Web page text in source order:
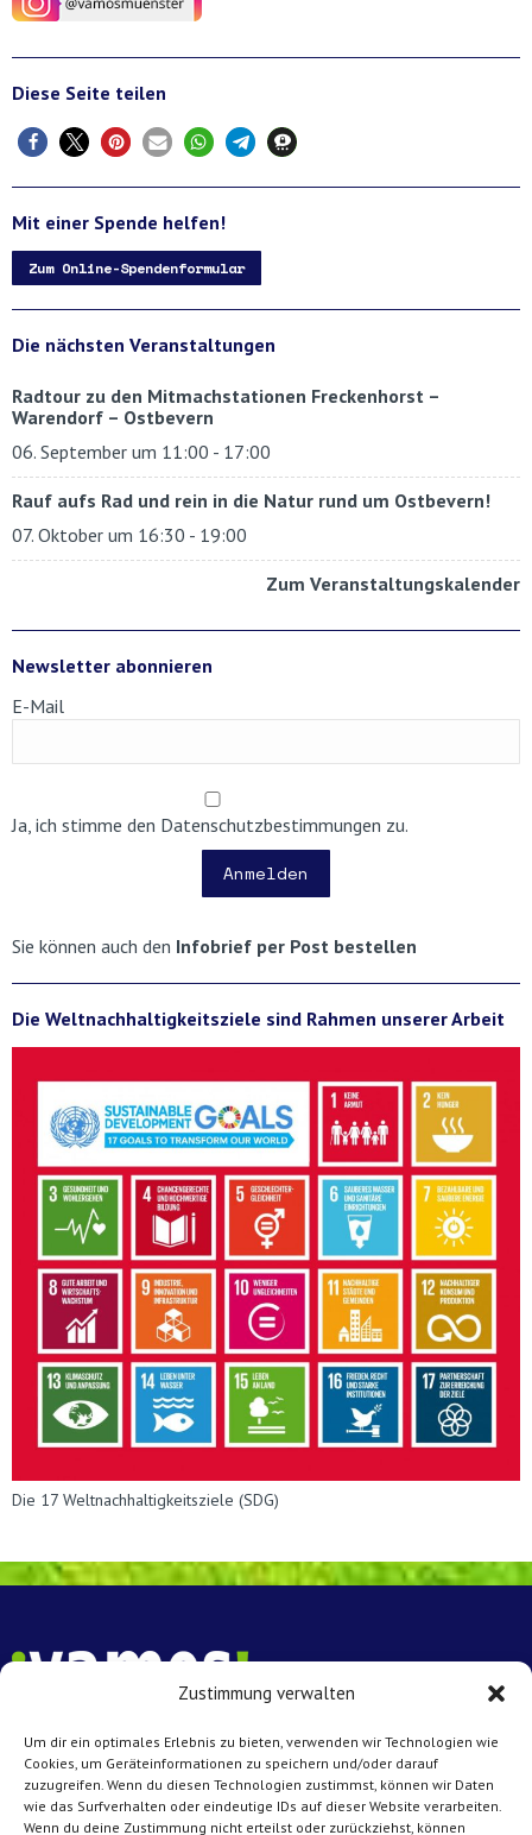
Zustimmung verwalten
Um dir ein optimales Erlebnis zu bieten, verwenden wir Technologien wie
Cookies, um Geräteinformationen zu speichern und/oder darauf
zuzugreifen. Wenn du diesen Technologien zustimmst, können wir Daten
wie das Surfverhalten oder eindeutige IDs auf dieser Website verarbeiten.
Wenn du deine Zustimmung nicht erteilst oder zurückziehst, können
Diese Seite teilen
Mit einer Spende helfen!
Zum Online-Spendenformular
Die nächsten Veranstaltungen
Radtour zu den Mitmachstationen Freckenhorst –
Warendorf – Ostbevern
06. September um 11:00 - 17:00
Rauf aufs Rad und rein in die Natur rund um Ostbevern!
07. Oktober um 16:30 - 19:00
Zum Veranstaltungskalender
Newsletter abonnieren
E-Mail
Ja, ich stimme den Datenschutzbestimmungen zu.
Anmelden
Sie können auch den Infobrief per Post bestellen
Die Weltnachhaltigkeitsziele sind Rahmen unserer Arbeit
Die 17 Weltnachhaltigkeitsziele (SDG)
Vamos e.V. Münster
Achtermannstr. 10 – 12
48143 Münster